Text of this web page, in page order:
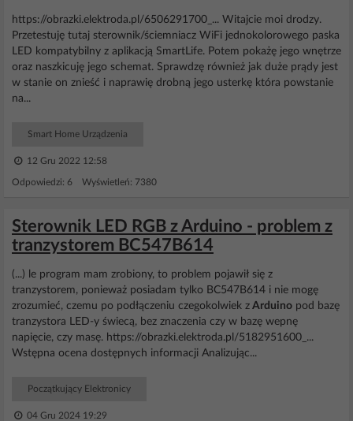
https://obrazki.elektroda.pl/6506291700_... Witajcie moi drodzy.
Przetestuję tutaj sterownik/ściemniacz WiFi jednokolorowego paska
LED kompatybilny z aplikacją SmartLife. Potem pokażę jego wnętrze
oraz naszkicuję jego schemat. Sprawdzę również jak duże prądy jest
w stanie on znieść i naprawię drobną jego usterkę która powstanie
na...
Smart Home Urządzenia
12 Gru 2022 12:58
Odpowiedzi: 6 Wyświetleń: 7380
Sterownik LED RGB z Arduino - problem z
tranzystorem BC547B614
(...) le program mam zrobiony, to problem pojawił się z
tranzystorem, ponieważ posiadam tylko BC547B614 i nie mogę
zrozumieć, czemu po podłączeniu czegokolwiek z Arduino pod bazę
tranzystora LED-y świecą, bez znaczenia czy w bazę wepnę
napięcie, czy masę. https://obrazki.elektroda.pl/5182951600_...
Wstępna ocena dostępnych informacji Analizując...
Początkujący Elektronicy
04 Gru 2024 19:29